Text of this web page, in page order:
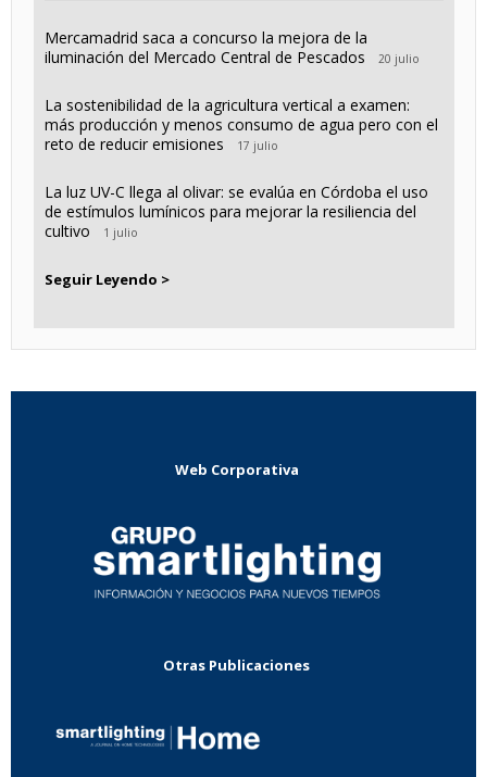
Mercamadrid saca a concurso la mejora de la
iluminación del Mercado Central de Pescados
20 julio
La sostenibilidad de la agricultura vertical a examen:
más producción y menos consumo de agua pero con el
reto de reducir emisiones
17 julio
La luz UV-C llega al olivar: se evalúa en Córdoba el uso
de estímulos lumínicos para mejorar la resiliencia del
cultivo
1 julio
Seguir Leyendo >
Web Corporativa
Otras Publicaciones